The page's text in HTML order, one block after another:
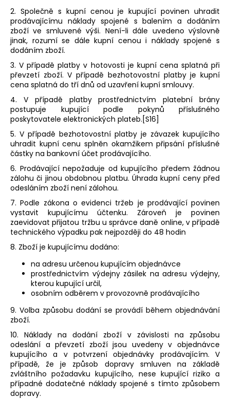
2. Společně s kupní cenou je kupující povinen uhradit
prodávajícímu náklady spojené s balením a dodáním
zboží ve smluvené výši. Není-li dále uvedeno výslovně
jinak, rozumí se dále kupní cenou i náklady spojené s
dodáním zboží.
3. V případě platby v hotovosti je kupní cena splatná při
převzetí zboží. V případě bezhotovostní platby je kupní
cena splatná do tří dnů od uzavření kupní smlouvy.
4. V případě platby prostřednictvím platební brány
postupuje kupující podle pokynů příslušného
poskytovatele elektronických plateb.[S16]
5. V případě bezhotovostní platby je závazek kupujícího
uhradit kupní cenu splněn okamžikem připsání příslušné
částky na bankovní účet prodávajícího.
6. Prodávající nepožaduje od kupujícího předem žádnou
zálohu či jinou obdobnou platbu. Úhrada kupní ceny před
odesláním zboží není zálohou.
7. Podle zákona o evidenci tržeb je prodávající povinen
vystavit kupujícímu účtenku. Zároveň je povinen
zaevidovat přijatou tržbu u správce daně online, v případě
technického výpadku pak nejpozději do 48 hodin
8. Zboží je kupujícímu dodáno:
na adresu určenou kupujícím objednávce
prostřednictvím výdejny zásilek na adresu výdejny,
kterou kupující určil,
osobním odběrem v provozovně prodávajícího
9. Volba způsobu dodání se provádí během objednávání
zboží.
10. Náklady na dodání zboží v závislosti na způsobu
odeslání a převzetí zboží jsou uvedeny v objednávce
kupujícího a v potvrzení objednávky prodávajícím. V
případě, že je způsob dopravy smluven na základě
zvláštního požadavku kupujícího, nese kupující riziko a
případné dodatečné náklady spojené s tímto způsobem
dopravy.